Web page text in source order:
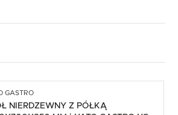
GASTRO
NIERDZEWNY Z PÓŁKĄ